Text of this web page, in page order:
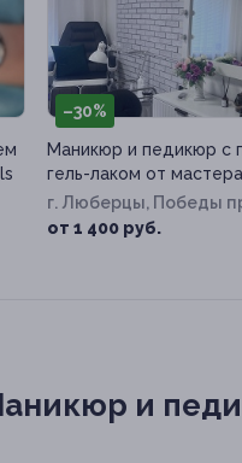
–30%
Маникюр и педикюр с
гель-лаком от
г. Люберцы, Победы
от 1 400 руб.
и